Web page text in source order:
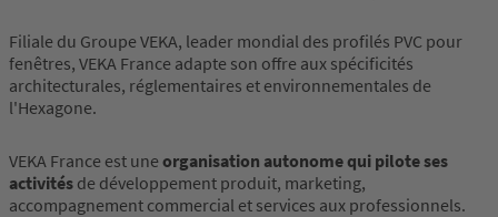
Filiale du Groupe VEKA, leader mondial des profilés PVC pour
fenêtres, VEKA France adapte son offre aux spécificités
architecturales, réglementaires et environnementales de
l'Hexagone.
VEKA France est uneorganisation autonome qui pilote ses
activités de développement produit, marketing,
accompagnement commercial et services aux professionnels.